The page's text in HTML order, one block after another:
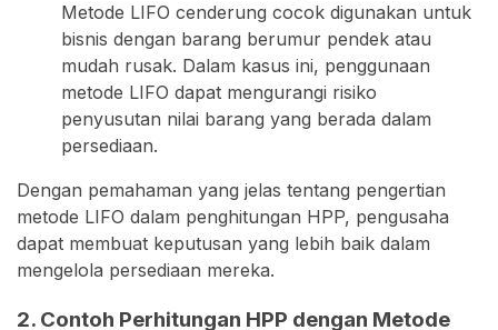
Metode LIFO cenderung cocok digunakan untuk
bisnis dengan barang berumur pendek atau
mudah rusak. Dalam kasus ini, penggunaan
metode LIFO dapat mengurangi risiko
penyusutan nilai barang yang berada dalam
persediaan.
Dengan pemahaman yang jelas tentang pengertian
metode LIFO dalam penghitungan HPP, pengusaha
dapat membuat keputusan yang lebih baik dalam
mengelola persediaan mereka.
2. Contoh Perhitungan HPP dengan Metode